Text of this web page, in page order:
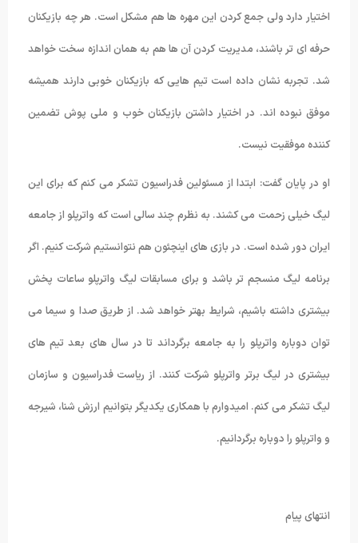
اختیار دارد ولی جمع کردن این مهره ها هم مشکل است. هر چه بازیکنان
حرفه ای تر باشند، مدیریت کردن آن ها هم به همان اندازه سخت خواهد
شد. تجربه نشان داده است تیم هایی که بازیکنان خوبی دارند همیشه
موفق نبوده اند. در اختیار داشتن بازیکنان خوب و ملی پوش تضمین
کننده موفقیت نیست.
او در پایان گفت: ابتدا از مسئولین فدراسیون تشکر می کنم که برای این
لیگ خیلی زحمت می کشند. به نظرم چند سالی است که واترپلو از جامعه
ایران دور شده است. در بازی های اینچئون هم نتوانستیم شرکت کنیم. اگر
برنامه لیگ منسجم تر باشد و برای مسابقات لیگ واترپلو ساعات پخش
بیشتری داشته باشیم، شرایط بهتر خواهد شد. از طریق صدا و سیما می
توان دوباره واترپلو را به جامعه برگرداند تا در سال های بعد تیم های
بیشتری در لیگ برتر واترپلو شرکت کنند. از ریاست فدراسیون و سازمان
لیگ تشکر می کنم. امیدوارم با همکاری یکدیگر بتوانیم ارزش شنا، شیرجه
و واترپلو را دوباره برگردانیم.
انتهای پیام